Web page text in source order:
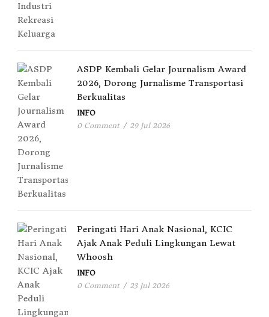
ASDP Kembali Gelar Journalism Award
2026, Dorong Jurnalisme Transportasi
Berkualitas
INFO
0 Comment / 29 Jul 2026
Peringati Hari Anak Nasional, KCIC
Ajak Anak Peduli Lingkungan Lewat
Whoosh
INFO
0 Comment / 23 Jul 2026